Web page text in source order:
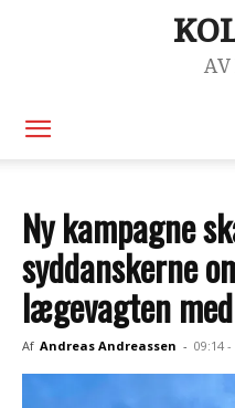
Ny kampagne
syddanskerne
lægevagten
Af Andreas Andreassen - 09:14